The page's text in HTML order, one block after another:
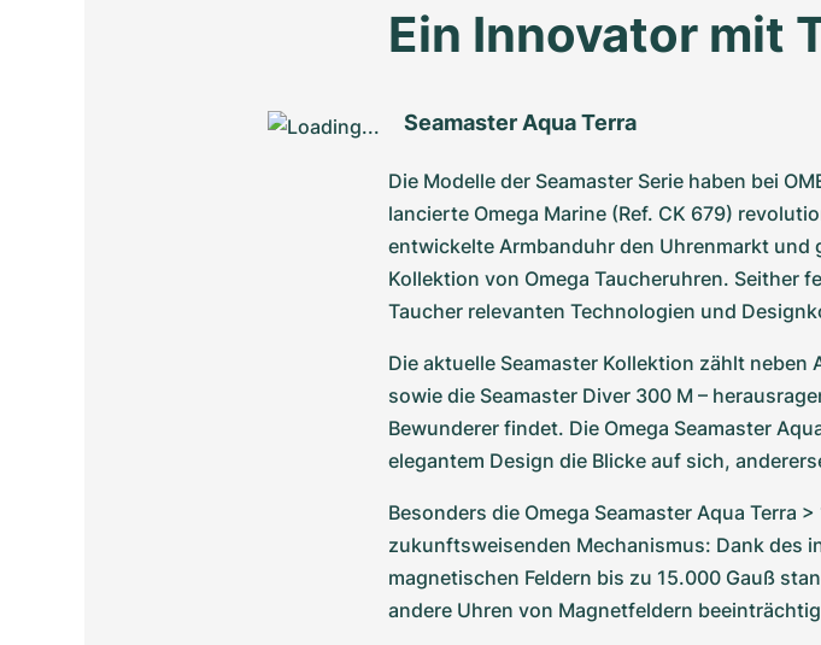
Ein Innovator mit
Seamaster Aqua Terra
Die Modelle der Seamaster Serie haben bei
lancierte Omega Marine (Ref. CK 679)
entwickelte Armbanduhr den Uhrenmarkt
Kollektion von Omega Taucheruhren. Seither
Taucher relevanten Technologien und
Die aktuelle Seamaster Kollektion zählt neben
sowie die Seamaster Diver 300 M –
Bewunderer findet. Die Omega Seamaster
elegantem Design die Blicke auf sich,
Besonders die Omega Seamaster Aqua Terra
zukunftsweisenden Mechanismus: Dank des
magnetischen Feldern bis zu 15.000 Gauß
andere Uhren von Magnetfeldern